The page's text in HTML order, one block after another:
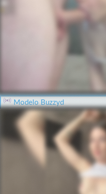
Modelo Buzzyd